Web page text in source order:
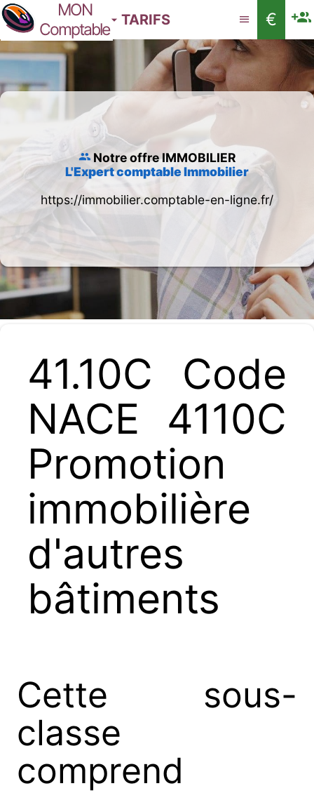
MON
Comptable
TARIFS €
Notre offre IMMOBILIER
L'Expert comptable Immobilier
https://immobilier.comptable-en-ligne.fr/
41.10C Code
NACE 4110C
Promotion
immobilière
d'autres
bâtiments
Cette sous-
classe
comprend